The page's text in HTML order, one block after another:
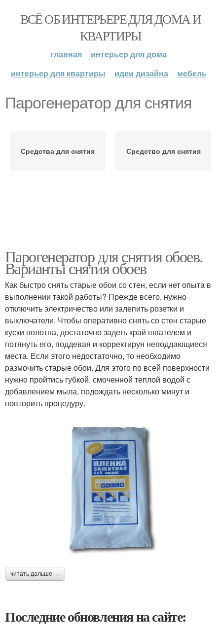
ВСЁ ОБ ИНТЕРЬЕРЕ ДЛЯ ДОМА И
КВАРТИРЫ
главная
интерьер для дома
интерьер для квартиры
идеи дизайна мебель
Парогенератор для снятия
Средства для снятия Средство для снятия
Парогенератор для снятия обоев.
Варианты снятия обоев
Как быстро снять старые обои со стен, если нет опыта в
выполнении такой работы? Прежде всего, нужно
отключить электричество или залепить розетки и
выключатели. Чтобы оперативно снять со стен старые
куски полотна, достаточно задеть край шпателем и
потянуть его, поддевая и корректируя неподдающиеся
места. Если этого недостаточно, то необходимо
размочить старые обои. Для этого по всей поверхности
нужно пройтись губкой, смоченной теплой водой с
добавлением мыла, подождать несколько минут и
повторить процедуру.
читать дальше →
Последние обновления на сайте: